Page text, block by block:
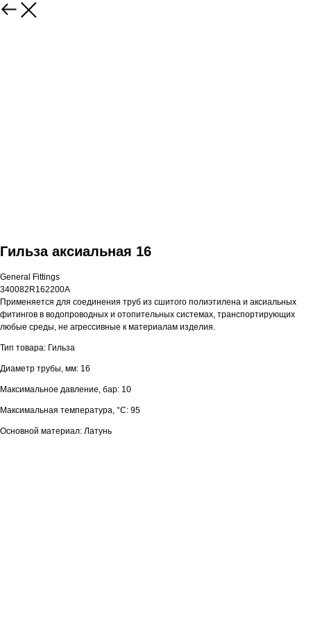
Гильза аксиальная 16
General Fittings
340082R162200A
Применяется для соединения труб из сшитого полиэтилена и аксиальных
фитингов в водопроводных и отопительных системах, транспортирующих
любые среды, не агрессивные к материалам изделия.
Тип товара: Гильза
Диаметр трубы, мм: 16
Максимальное давление, бар: 10
Максимальная температура, °С: 95
Основной материал: Латунь